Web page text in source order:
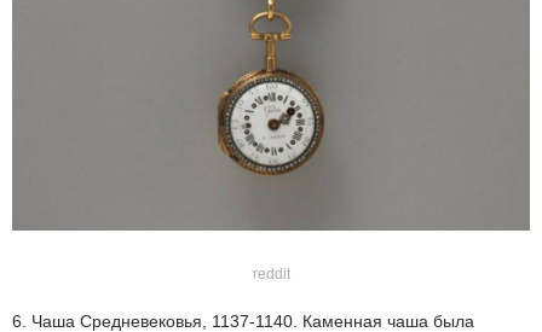
reddit
6. Чаша Средневековья, 1137-1140. Каменная чаша была